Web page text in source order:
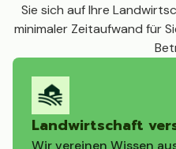
Sie sich auf Ihre
minimaler Zeitaufwand für
Landwirtschaft
Wir vereinen Wissen